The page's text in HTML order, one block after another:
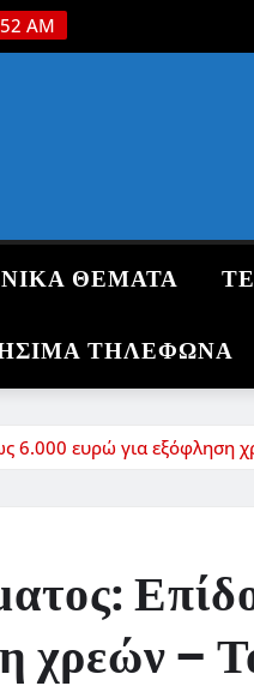
AM
ΘΕΜΑΤΑ
ΤΗΛΕΦΩΝΑ
6.000 ευρώ για εξόφληση
χρεών –